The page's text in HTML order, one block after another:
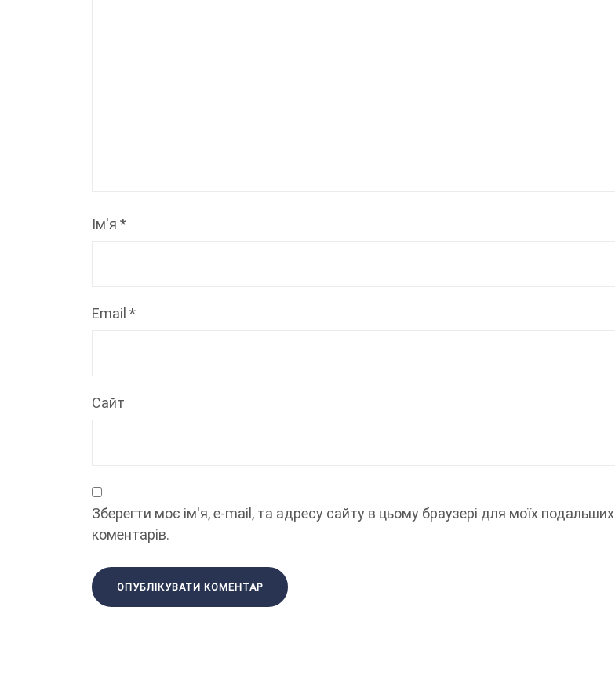
Ім'я *
Email *
Сайт
Зберегти моє ім'я, e-mail, та адресу сайту в цьому браузері для моїх подальших
коментарів.